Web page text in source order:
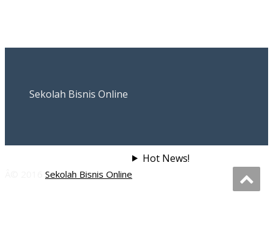
Sekolah Bisnis Online
Sekolah Bisnis Online
Hot News!